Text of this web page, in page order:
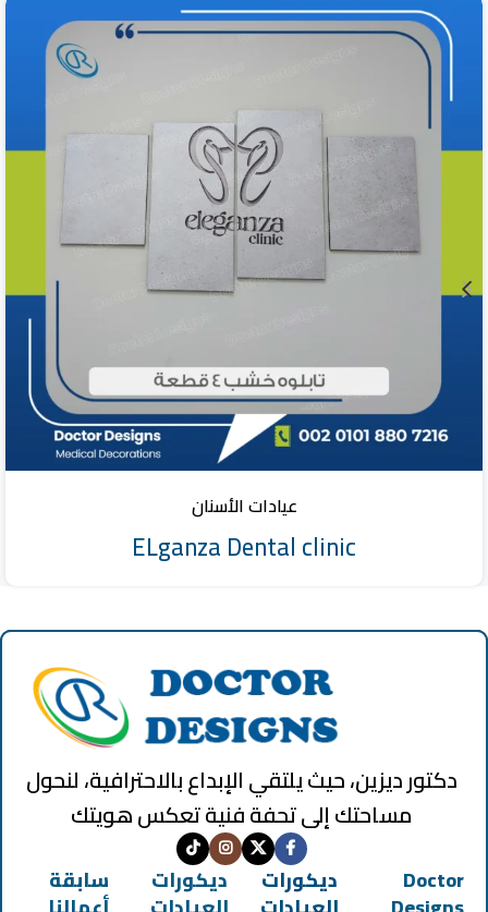
عيادات الأسنان
ELganza Dental clinic
دكتور ديزين، حيث يلتقي الإبداع بالاحترافية، لنحول
مساحتك إلى تحفة فنية تعكس هويتك
Doctor ديكورات ديكورات سابقة